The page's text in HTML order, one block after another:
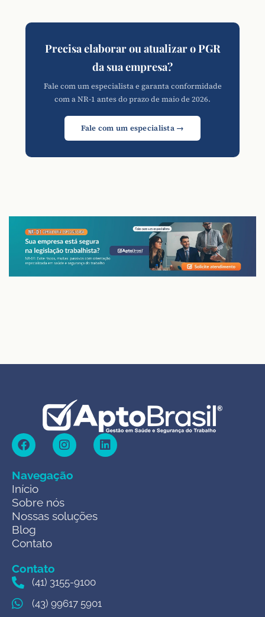
Precisa elaborar ou atualizar o PGR
da sua empresa?
Fale com um especialista e garanta conformidade
com a NR-1 antes do prazo de maio de 2026.
Fale com um especialista →
Navegação
Início
Sobre nós
Nossas soluções
Blog
Contato
Contato
(41) 3155-9100
(43) 99617 5901